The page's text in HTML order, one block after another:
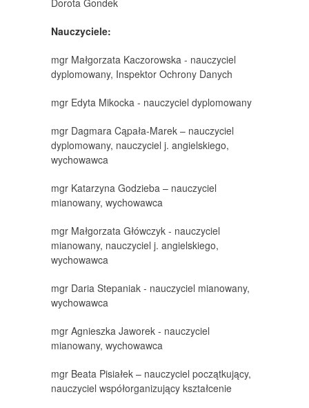
Nauczyciele:
mgr Małgorzata Kaczorowska - nauczyciel
dyplomowany, Inspektor Ochrony Danych
mgr Edyta Mikocka - nauczyciel dyplomowany
mgr Dagmara Cąpała-Marek – nauczyciel
dyplomowany, nauczyciel j. angielskiego,
wychowawca
mgr Katarzyna Godzieba – nauczyciel
mianowany, wychowawca
mgr Małgorzata Główczyk - nauczyciel
mianowany, nauczyciel j. angielskiego,
wychowawca
mgr Daria Stepaniak - nauczyciel mianowany,
wychowawca
mgr Agnieszka Jaworek - nauczyciel
mianowany, wychowawca
mgr Beata Pisiałek – nauczyciel początkujący,
nauczyciel współorganizujący kształcenie